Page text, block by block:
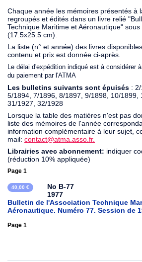
Chaque année les mémoires présentés à
regroupés et édités dans un livre relié
Technique Maritime et Aéronautique"
(17.5x25.5 cm).
La liste (n° et année) des livres
contenu et prix est donnée ci-après.
Le délai d'expédition indiqué est à considérer
du paiement par l'ATMA
Les bulletins suivants sont épuisés :
5/1894, 7/1896, 8/1897, 9/1898, 10/1899,
31/1927, 32/1928
Lorsque la table des matières n'est pas
liste des mémoires de l'année
information complémentaire à leur sujet,
mail: contact@atma.asso.fr.
Librairies avec abonnement: indiquer
(réduction 10% appliquée)
Page 1
40,00 €
No B-77
1977
Bulletin de l'Association Technique
Aéronautique. Numéro 77. Session de
Page 1